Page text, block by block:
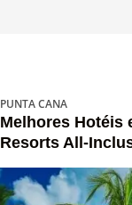
PUNTA CANA
Melhores Hotéis
Resorts All-